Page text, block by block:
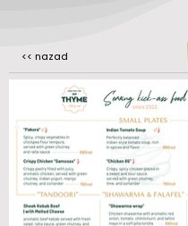
<< nazad